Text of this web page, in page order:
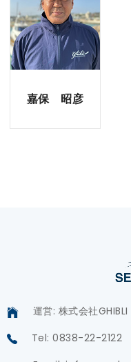
嘉保 昭彦
運営: 株式会社GHIBLI
Tel: 0838-22-2122